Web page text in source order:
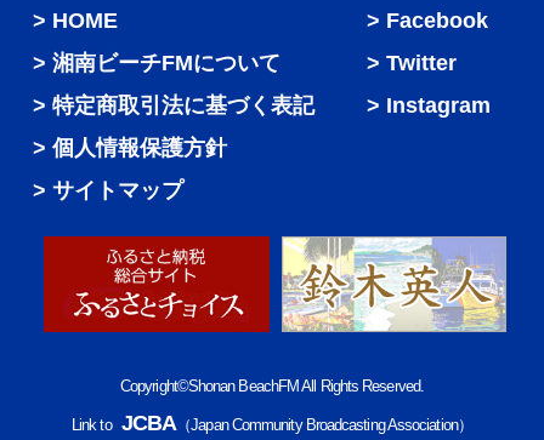
HOME
湘南ビーチFMについて
特定商取引法に基づく表記
個人情報保護方針
サイトマップ
Facebook
Twitter
Instagram
Copyright©Shonan BeachFM All Rights Reserved.
Link to JCBA（Japan Community Broadcasting Association）